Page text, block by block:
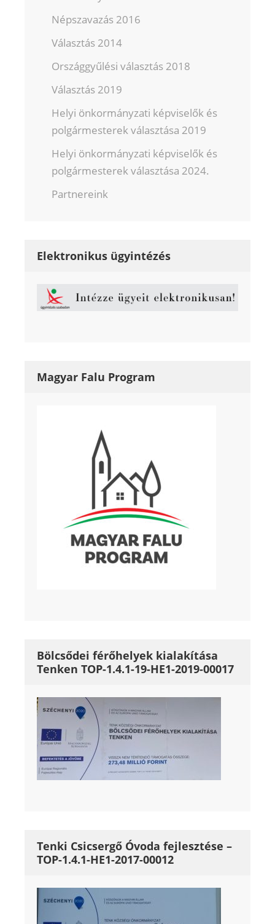
Népszavazás 2016
Választás 2014
Országgyűlési választás 2018
Választás 2019
Helyi önkormányzati képviselők és
polgármesterek választása 2019
Helyi önkormányzati képviselők és
polgármesterek választása 2024.
Partnereink
Elektronikus ügyintézés
Magyar Falu Program
Bölcsődei férőhelyek kialakítása
Tenken TOP-1.4.1-19-HE1-2019-00017
Tenki Csicsergő Óvoda fejlesztése –
TOP-1.4.1-HE1-2017-00012